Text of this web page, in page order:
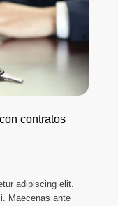
contratos
adipiscing elit.
Maecenas ante